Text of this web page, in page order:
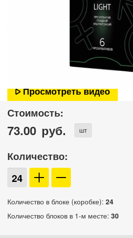
Просмотреть видео
Стоимость:
73.00 руб. шт
Количество:
Количество в блоке (коробке): 24
Количество блоков в 1-м месте: 30